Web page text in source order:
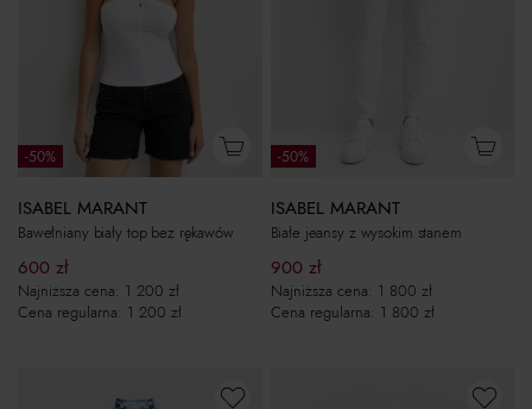
-50%
ISABEL MARANT
Bawełniany biały top bez rękawów
600 zł
Najniższa cena: 1 200 zł
Cena regularna: 1 200 zł
-50%
ISABEL MARANT
Białe jeansy z wysokim stanem
900 zł
Najniższa cena: 1 800 zł
Cena regularna: 1 800 zł